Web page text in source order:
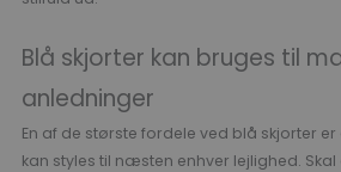
Blå skjorter kan bruges til
anledninger
En af de største fordele ved blå skjorter
kan styles til næsten enhver lejlighed.